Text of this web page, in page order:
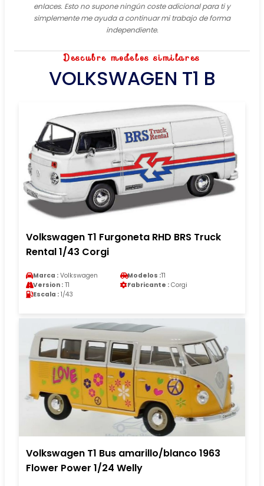
enlaces. Esto no supone ningún coste adicional para ti y
simplemente me ayuda a continuar mi trabajo de forma
independiente.
Descubre modelos similares
VOLKSWAGEN T1 B
Volkswagen T1 Furgoneta RHD BRS Truck
Rental 1/43 Corgi
Marca : Volkswagen Modelos :T1
Version : T1 Fabricante : Corgi
Escala : 1/43
Volkswagen T1 Bus amarillo/blanco 1963
Flower Power 1/24 Welly